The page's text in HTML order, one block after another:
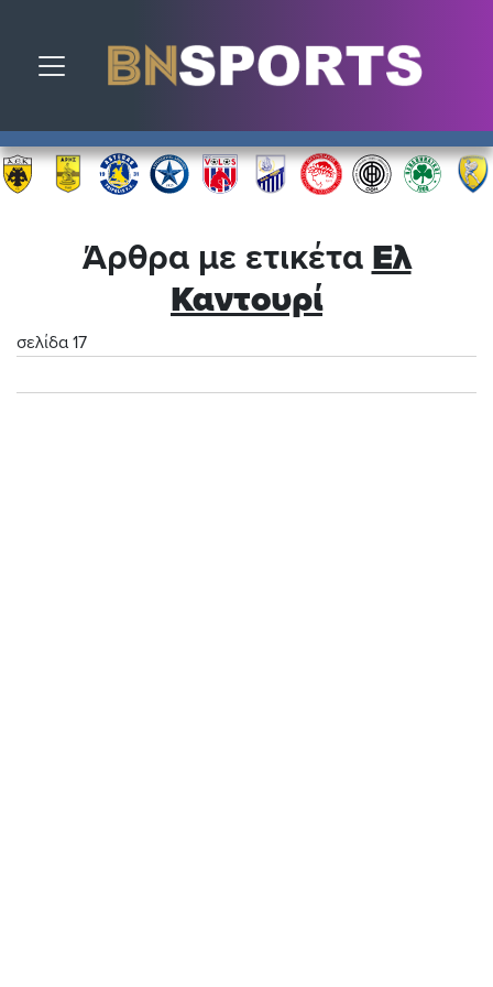
Toggle navigation
Άρθρα με ετικέτα Ελ
Καντουρί
σελίδα 17